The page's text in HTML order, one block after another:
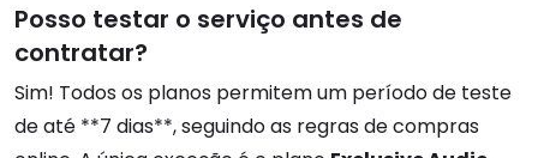
Posso testar o serviço antes de
contratar?
Sim! Todos os planos permitem um período de teste
de até **7 dias**, seguindo as regras de compras